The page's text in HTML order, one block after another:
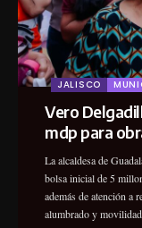
JALISCO
Vero
mdp para
La alcaldesa de
bolsa inicial de 5
además de atención a
alumbrado y